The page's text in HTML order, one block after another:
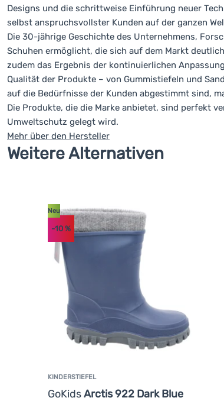
Designs und die schrittweise Einführung neuer
selbst anspruchsvollster Kunden auf der ganzen
Die 30-jährige Geschichte des Unternehmens,
Schuhen ermöglicht, die sich auf dem Markt
zudem das Ergebnis der kontinuierlichen
Qualität der Produkte – von Gummistiefeln und
auf die Bedürfnisse der Kunden abgestimmt sind,
Die Produkte, die die Marke anbietet, sind perfekt
Umweltschutz gelegt wird.
Mehr über den Hersteller
Weitere Alternativen
KINDERSTIEFEL
GoKidsArctis 922 Dark Blue
Neu
-10 %